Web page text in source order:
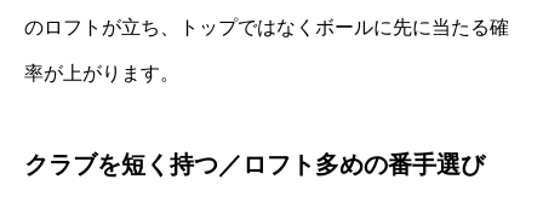
のロフトが立ち、トップではなくボールに先に当たる確
率が上がります。
クラブを短く持つ／ロフト多めの番手選び